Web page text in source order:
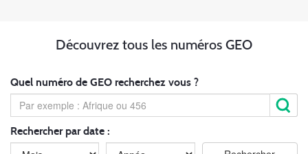
Découvrez tous les numéros GEO
Quel numéro de GEO recherchez vous ?
Rechercher par date :